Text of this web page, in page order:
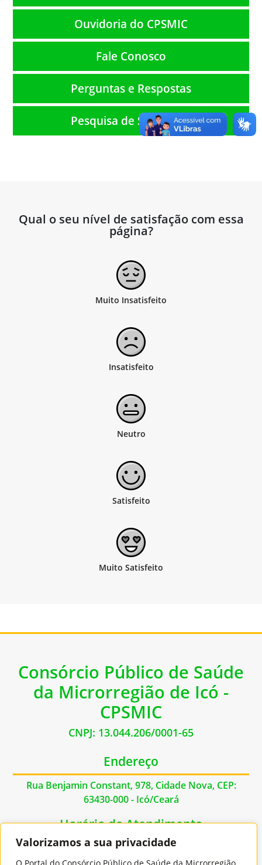
Valorizamos a sua privacidade
Ouvidoria do CPSMIC
Fale Conosco
Perguntas e Respostas
Pesquisa de Satisfação
Qual o seu nível de satisfação com essa
página?
Consórcio Público de Saúde
da Microrregião de Icó -
CPSMIC
CNPJ: 13.044.206/0001-65
Endereço
Rua Benjamin Constant, 978, Cidade Nova, CEP:
63430-000 - Icó/Ceará
Horário de Atendimento
De Segunda à Sexta das 07:00hs às 17:00hs